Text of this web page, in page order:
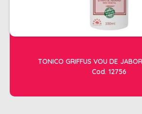
OLEOS
PELE
ALCOOL
DETERGENTE
TONICO GRIFFUS VOU DE
Cod. 12756